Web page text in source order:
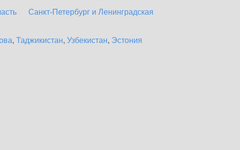
Санкт-Петербург и Ленинградская
, Таджикистан, Узбекистан, Эстония